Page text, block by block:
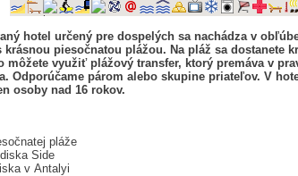
hotel určený pre dospelých sa nachádza v
piesočnatou plážou. Na pláž sa dostanete
môžete využiť plážový transfer, ktorý premáva v
Odporúčame párom alebo skupine priateľov. V
osoby nad 16 rokov.
pláže
Side
v Antalyi